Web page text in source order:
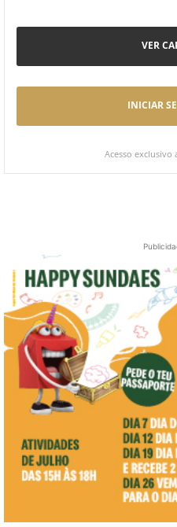
VER
INICIAR
Acesso exclusivo